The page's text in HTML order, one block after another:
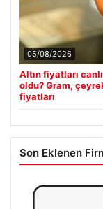
05/08/2026
Altın fiyatları
oldu? Gram,
fiyatları
Son Eklenen